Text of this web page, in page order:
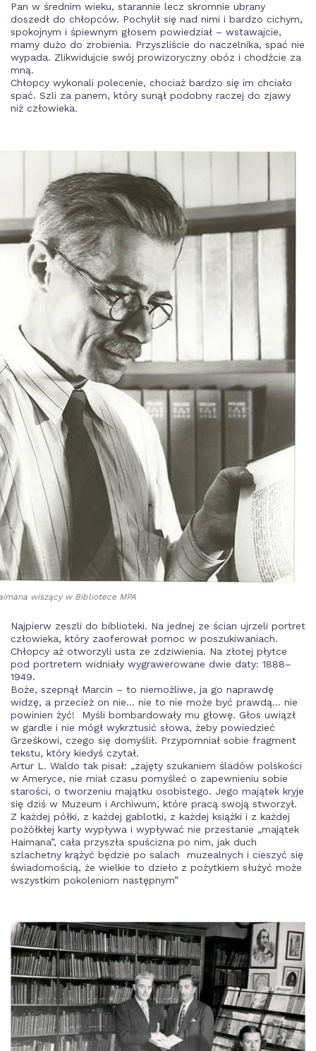
Pan w średnim wieku, starannie lecz skromnie ubrany
doszedł do chłopców. Pochylił się nad nimi i bardzo cichym,
spokojnym i śpiewnym głosem powiedział – wstawajcie,
mamy dużo do zrobienia. Przyszliście do naczelnika, spać nie
wypada. Zlikwidujcie swój prowizoryczny obóz i chodźcie za
mną.
Chłopcy wykonali polecenie, chociaż bardzo się im chciało
spać. Szli za panem, który sunął podobny raczej do zjawy
niż człowieka.
wiszący w Bibliotece MPA
Najpierw zeszli do biblioteki. Na jednej ze ścian ujrzeli portret
człowieka, który zaoferował pomoc w poszukiwaniach.
Chłopcy aż otworzyli usta ze zdziwienia. Na złotej płytce
pod portretem widniały wygrawerowane dwie daty: 1888–
1949.
Boże, szepnął Marcin – to niemożliwe, ja go naprawdę
widzę, a przecież on nie… nie to nie może być prawdą… nie
powinien żyć! Myśli bombardowały mu głowę. Głos uwiązł
w gardle i nie mógł wykrztusić słowa, żeby powiedzieć
Grześkowi, czego się domyślił. Przypomniał sobie fragment
tekstu, który kiedyś czytał.
Artur L. Waldo tak pisał: „zajęty szukaniem śladów polskości
w Ameryce, nie miał czasu pomyśleć o zapewnieniu sobie
starości, o tworzeniu majątku osobistego. Jego majątek kryje
się dziś w Muzeum i Archiwum, które pracą swoją stworzył.
Z każdej półki, z każdej gablotki, z każdej książki i z każdej
pożółkłej karty wypływa i wypływać nie przestanie „majątek
Haimana”, cała przyszła spuścizna po nim, jak duch
szlachetny krążyć będzie po salach muzealnych i cieszyć się
świadomością, że wielkie to dzieło z pożytkiem służyć może
wszystkim pokoleniom następnym”